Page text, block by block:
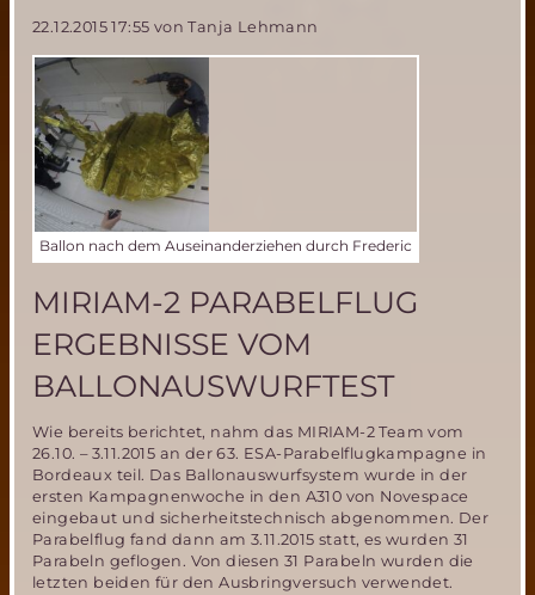
läutet
die
Ära
wiederverwendbarer
Raketen
ein
22.12.2015 17:55 von Tanja Lehmann
Ballon nach dem Auseinanderziehen durch Frederic
MIRIAM-2 PARABELFLUG
ERGEBNISSE VOM
BALLONAUSWURFTEST
Wie bereits berichtet, nahm das MIRIAM-2 Team vom
26.10. – 3.11.2015 an der 63. ESA-Parabelflugkampagne in
Bordeaux teil. Das Ballonauswurfsystem wurde in der
ersten Kampagnenwoche in den A310 von Novespace
eingebaut und sicherheitstechnisch abgenommen. Der
Parabelflug fand dann am 3.11.2015 statt, es wurden 31
Parabeln geflogen. Von diesen 31 Parabeln wurden die
letzten beiden für den Ausbringversuch verwendet.